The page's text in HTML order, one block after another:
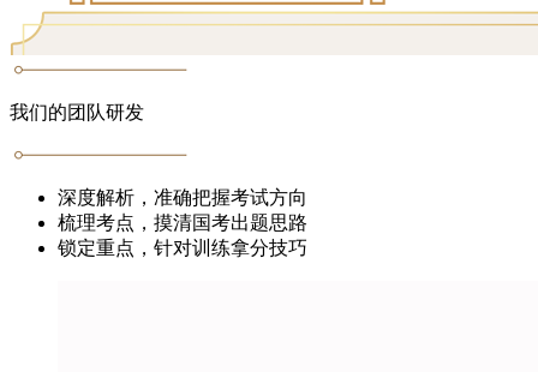
我们的团队研发
深度解析，准确把握考试方向
梳理考点，摸清国考出题思路
锁定重点，针对训练拿分技巧